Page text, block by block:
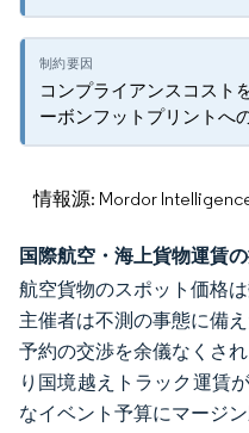
コンプライアンスコスト
ーボンフットプリントへ
情報源: Mordor
国際航空・海上貨物運賃
航空貨物のスポット価格
主催者は不測の事態に備
予約の交渉を余儀なくさ
り国境越えトラック運賃
なイベント予算にマージ